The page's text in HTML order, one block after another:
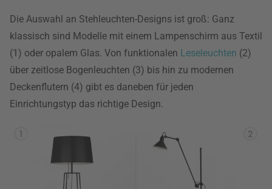
Die Auswahl an Stehleuchten-Designs ist groß: Ganz
klassisch sind Modelle mit einem Lampenschirm aus Textil
(1) oder opalem Glas. Von funktionalen Leseleuchten (2)
über zeitlose Bogenleuchten (3) bis hin zu modernen
Deckenflutern (4) gibt es daneben für jeden
Einrichtungstyp das richtige Design.